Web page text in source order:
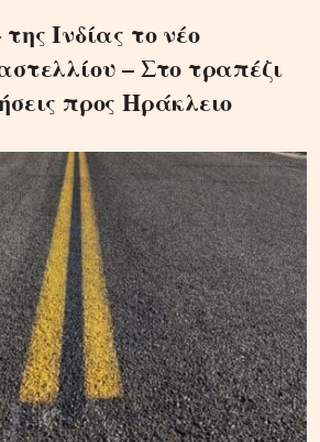
Ινδίας το νέο
– Στο τραπέζι
προς Ηράκλειο